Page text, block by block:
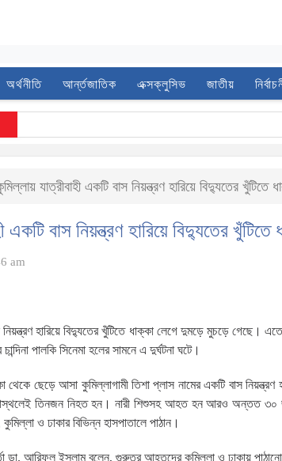
অর্থনীতি আর্ন্তজাতিক এক্সক্লুসিভ জাতীয়
যাত্রীবাহী একটি বাস নিয়ন্ত্রণ হারিয়ে বিদ্যুতের
একটি বাস নিয়ন্ত্রণ হারিয়ে বিদ্যুতের
am
নিয়ন্ত্রণ হারিয়ে বিদ্যুতের খুঁটিতে ধাক্কা লেগে দুমড়ে মুচড়ে
পালকি সিনেমা হলের সামনে এ দুর্ঘটনা ঘটে।
থেকে ছেড়ে আসা কুমিল্লাগামী তিশা প্লাস নামের একটি বাস নিয়ন্ত্রণ
তিনজন নিহত হন। নারী শিশুসহ আহত হন আরও অন্তত ৩০
ও ঢাকার বিভিন্ন হাসপাতালে পাঠান।
ডা. আরিফুল ইসলাম বলেন, গুরুতর আহতদের কুমিল্লা ও ঢাকায়